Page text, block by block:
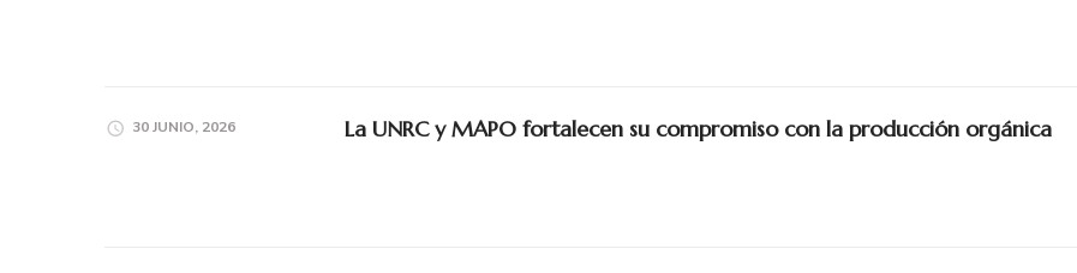
30 JUNIO, 2026 La UNRC y MAPO fortalecen su compromiso con la producción orgánica